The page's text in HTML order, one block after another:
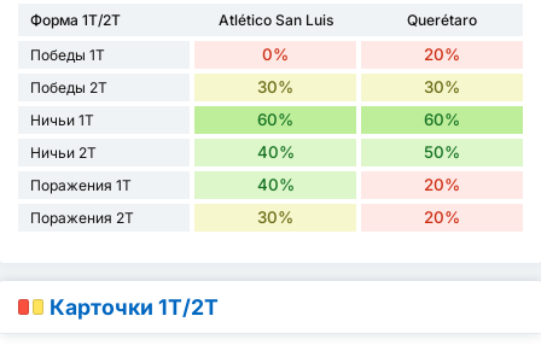
Форма 1Т/2Т Atlético San Luis
Querétaro
Победы 1Т
0% 20%
Победы 2Т 30% 30%
Ничьи 1Т 60% 60%
Ничьи 2Т 40% 50%
Поражения 1Т 40% 20%
Поражения 2Т 30% 20%
Карточки 1Т/2Т